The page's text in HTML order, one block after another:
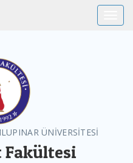
ÜNİVERSİTESİ